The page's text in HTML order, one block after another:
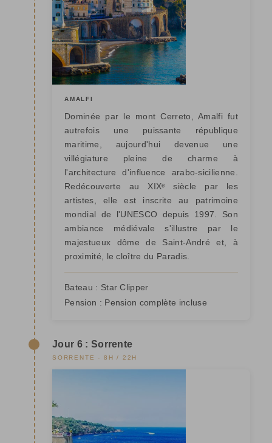
AMALFI
Dominée par le mont Cerreto, Amalfi fut
autrefois une puissante république
maritime, aujourd'hui devenue une
villégiature pleine de charme à
l'architecture d'influence arabo-sicilienne.
Redécouverte au XIXᵉ siècle par les
artistes, elle est inscrite au patrimoine
mondial de l'UNESCO depuis 1997. Son
ambiance médiévale s'illustre par le
majestueux dôme de Saint-André et, à
proximité, le cloître du Paradis.
Bateau : Star Clipper
Pension : Pension complète incluse
Jour 6 : Sorrente
SORRENTE - 8H / 22H